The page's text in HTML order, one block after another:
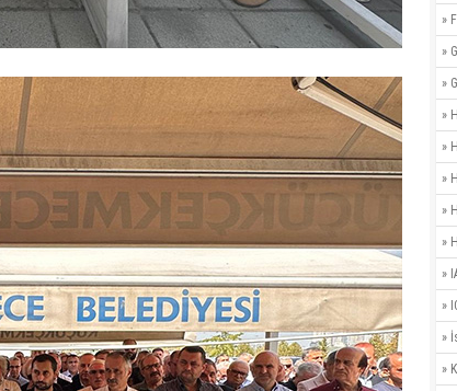
»
»
»
»
»
»
»
»
»
»
»
»